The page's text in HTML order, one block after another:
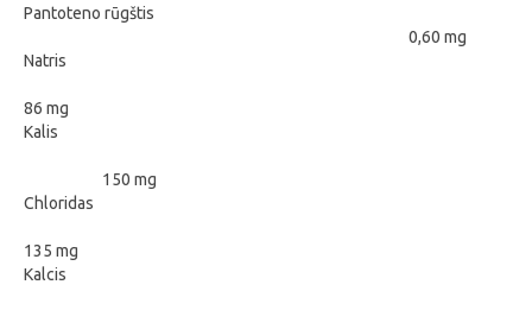
Pantoteno rūgštis
0,60 mg
Natris
86 mg
Kalis
150 mg
Chloridas
135 mg
Kalcis